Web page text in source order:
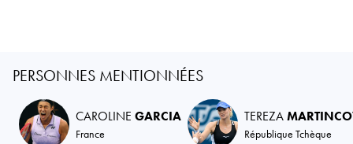
PERSONNES MENTIONNÉES
CAROLINE GARCIA
France
TEREZA
République Tchèque